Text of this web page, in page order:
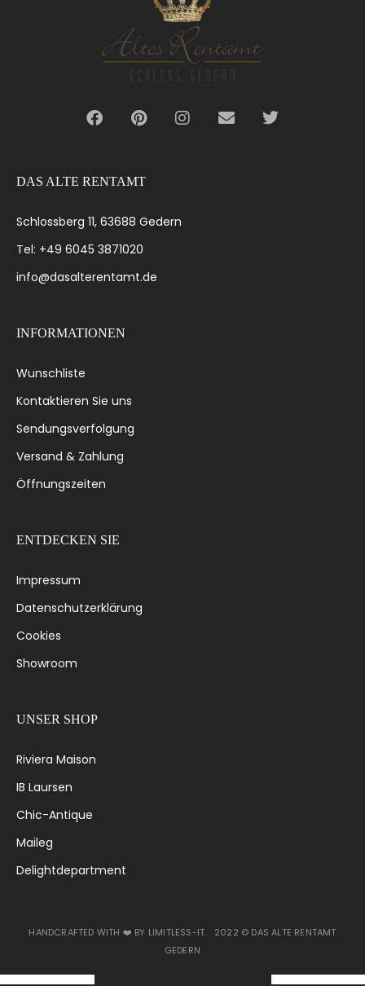
DAS ALTE RENTAMT
Schlossberg 11, 63688 Gedern
Tel: +49 6045 3871020
info@dasalterentamt.de
INFORMATIONEN
Wunschliste
Kontaktieren Sie uns
Sendungsverfolgung
Versand & Zahlung
Öffnungszeiten
ENTDECKEN SIE
Impressum
Datenschutzerklärung
Cookies
Showroom
UNSER SHOP
Riviera Maison
IB Laursen
Chic-Antique
Maileg
Delightdepartment
HANDCRAFTED WITH ❤️ BY LIMITLESS-IT. 2022 © DAS ALTE RENTAMT
GEDERN